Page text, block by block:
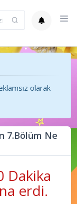
olarak
7.Bölüm Ne
Dakika
erdi.